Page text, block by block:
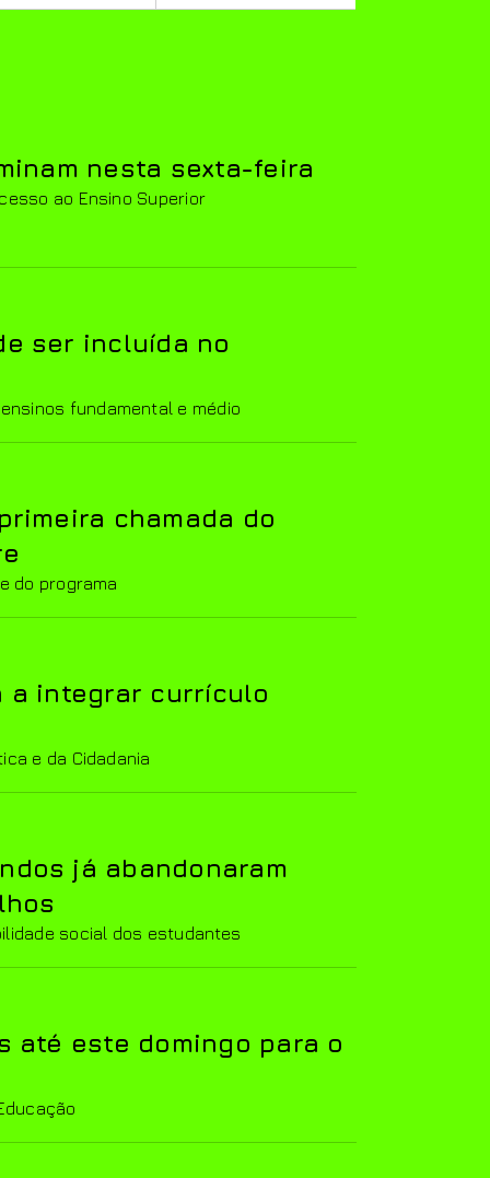
nesta sexta-feira
ao Ensino Superior
ser incluída no
fundamental e médio
chamada do
do programa
a integrar currículo
e da Cidadania
já abandonaram
social dos estudantes
até este domingo para o